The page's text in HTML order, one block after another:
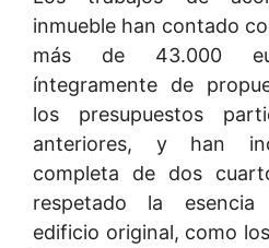
inmueble han contado
más de 43.000
íntegramente de
los presupuestos
anteriores, y han
completa de dos
respetado la esencia
edificio original, como